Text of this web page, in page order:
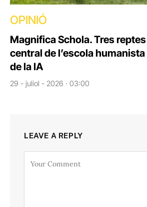
OPINIÓ
Magnifica Schola. Tres
central de l’escola
de la IA
29 - juliol - 2026 · 03:00
LEAVE A REPLY